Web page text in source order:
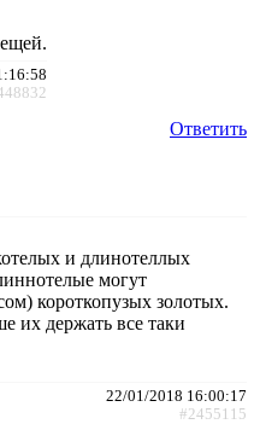
Ответить
и длинотеллых
могут
короткопузых золотых.
их держать все таки
22/01/2018 16:00:17
#2455115